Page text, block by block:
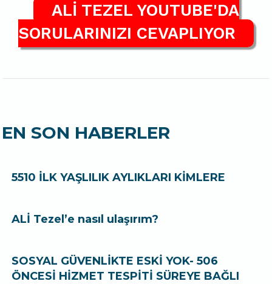
ALİ TEZEL YOUTUBE'DA
SORULARINIZI CEVAPLIYOR
EN SON HABERLER
5510 İLK YAŞLILIK AYLIKLARI KİMLERE
ALİ Tezel’e nasıl ulaşırım?
SOSYAL GÜVENLİKTE ESKİ YOK- 506
ÖNCESİ HİZMET TESPİTİ SÜREYE BAĞLI